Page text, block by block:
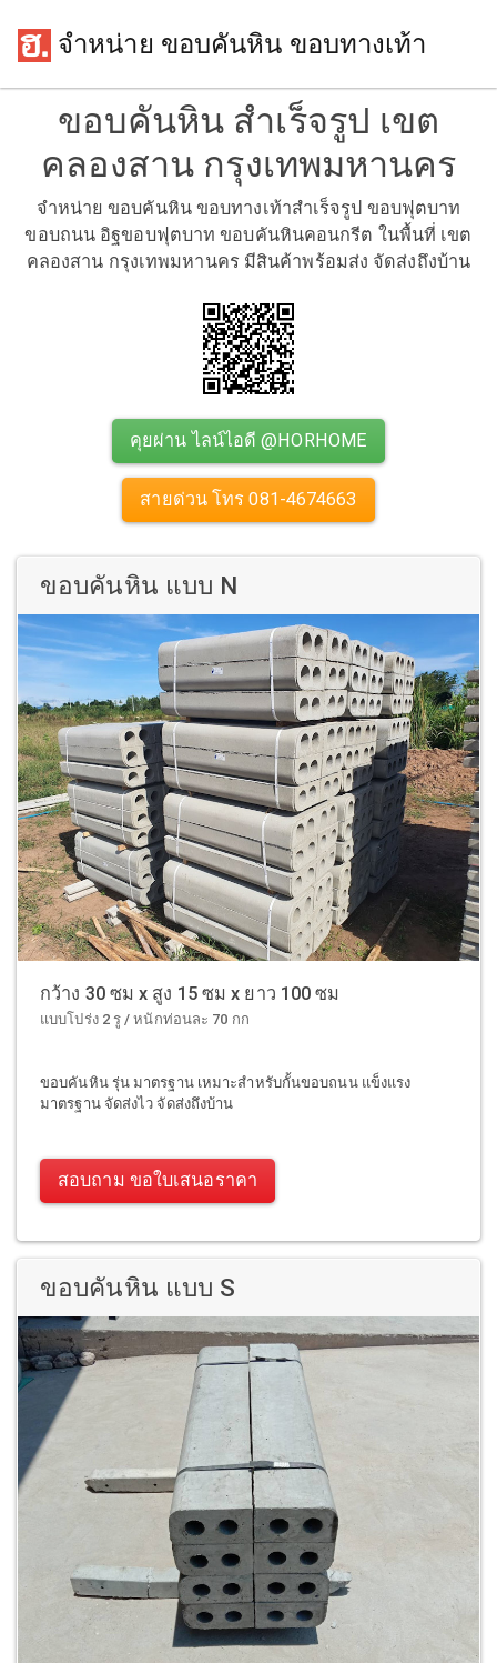
จำหน่าย ขอบคันหิน ขอบทางเท้า
ขอบคันหิน สำเร็จรูป เขต
คลองสาน กรุงเทพมหานคร
จำหน่าย ขอบคันหิน ขอบทางเท้าสำเร็จรูป ขอบฟุตบาท
ขอบถนน อิฐขอบฟุตบาท ขอบคันหินคอนกรีต ในพื้นที่ เขต
คลองสาน กรุงเทพมหานคร มีสินค้าพร้อมส่ง จัดส่งถึงบ้าน
คุยผ่าน ไลน์ไอดี @HORHOME
สายด่วน โทร 081-4674663
ขอบคันหิน แบบ N
กว้าง 30 ซม x สูง 15 ซม x ยาว 100 ซม
แบบโปร่ง 2 รู / หนักท่อนละ 70 กก
ขอบคันหิน รุ่น มาตรฐาน เหมาะสำหรับกั้นขอบถนน แข็งแรง
มาตรฐาน จัดส่งไว จัดส่งถึงบ้าน
สอบถาม ขอใบเสนอราคา
ขอบคันหิน แบบ S